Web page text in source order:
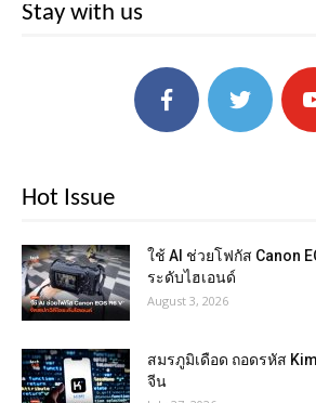
Stay with us
Hot Issue
ใช้ AI ช่วยโฟกัส Canon
ระดับไฮเอนด์
August 3, 2026
สมรภูมิเดือด ถอดรหัส
จีน